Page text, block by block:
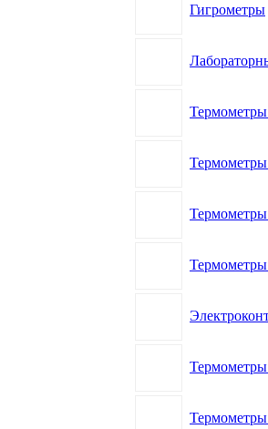
Гигрометры
Термометры
Термометры
Термометры